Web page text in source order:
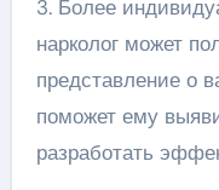
3. Более
нарколог может
представление о
поможет ему
разработать